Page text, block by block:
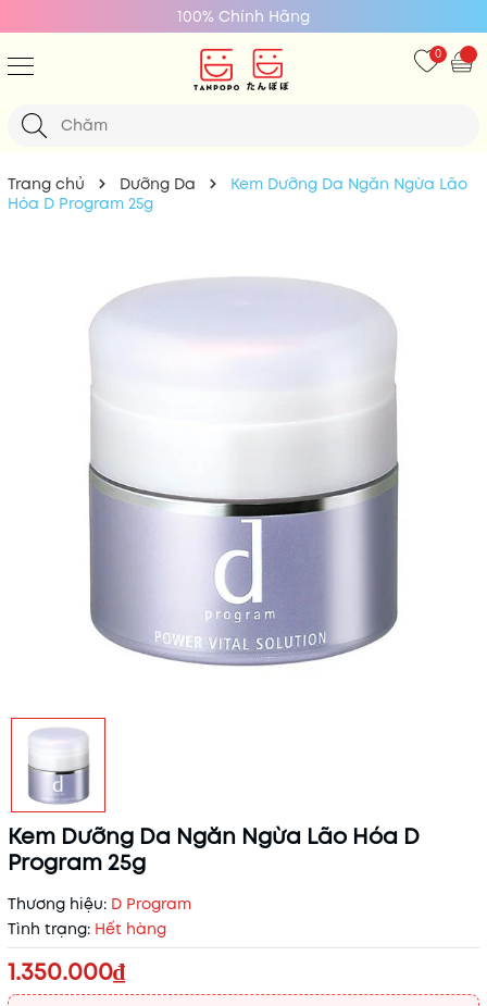
100% Chính Hãng
0
Trang chủ Dưỡng Da
Kem Dưỡng Da Ngăn Ngừa Lão
Hóa D Program 25g
Kem Dưỡng Da Ngăn Ngừa Lão Hóa D
Program 25g
Thương hiệu: D Program
Tình trạng: Hết hàng
1.350.000₫